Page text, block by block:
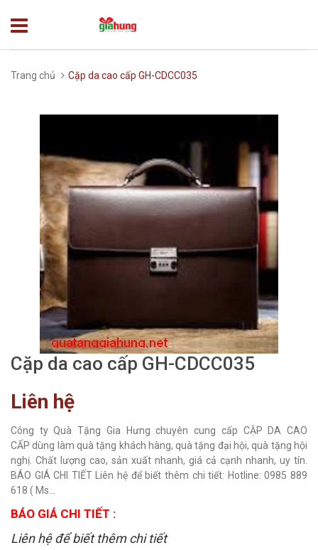
Trang chủ Cặp da cao cấp GH-CDCC035
Cặp da cao cấp GH-CDCC035
Liên hệ
Công ty Quà Tặng Gia Hưng chuyên cung cấp CẶP DA CAO
CẤP dùng làm quà tặng khách hàng, quà tặng đại hội, quà tặng hội
nghị. Chất lượng cao, sản xuất nhanh, giá cả cạnh nhanh, uy tín.
BÁO GIÁ CHI TIẾT Liên hệ để biết thêm chi tiết: Hotline: 0985 889
618 ( Ms...
BÁO GIÁ CHI TIẾT :
Liên hệ để biết thêm chi tiết